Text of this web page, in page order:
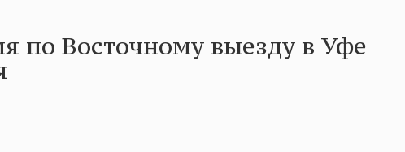
по Восточному выезду в Уфе